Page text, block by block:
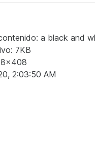
a black and
7KB
2:03:50 AM